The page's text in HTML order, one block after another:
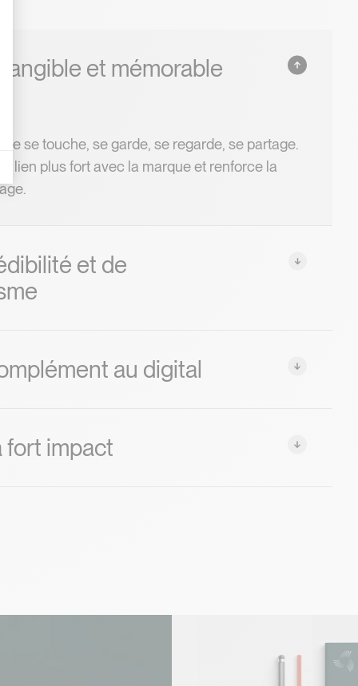
tangible et mémorable
se touche, se garde, se regarde, se partage.
lien plus fort avec la marque et renforce la
et de
au digital
fort impact